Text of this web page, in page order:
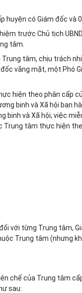
huyện có Giám đốc và
trước Chủ tịch
tâm.
tâm, chịu trách
vắng mặt, một Phó
hiện theo phân cấp
binh và Xã hội ban
binh và Xã hội; việc
Trung tâm thực hiện
với từng Trung tâm,
Trung tâm (nhưng
chế của Trung tâm
sau: